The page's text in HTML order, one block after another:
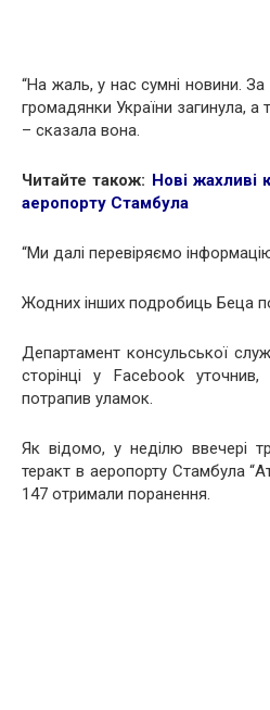
“На жаль, у нас сумні новини.
громадянки України загинула, а
– сказала вона.
Читайте також: Нові жахливі
аеропорту Стамбула
“Ми далі перевіряємо
Жодних інших подробиць Беца
Департамент консульської
сторінці у Facebook
потрапив уламок.
Як відомо, у неділю ввечері
теракт в аеропорту Стамбула
147 отримали поранення.